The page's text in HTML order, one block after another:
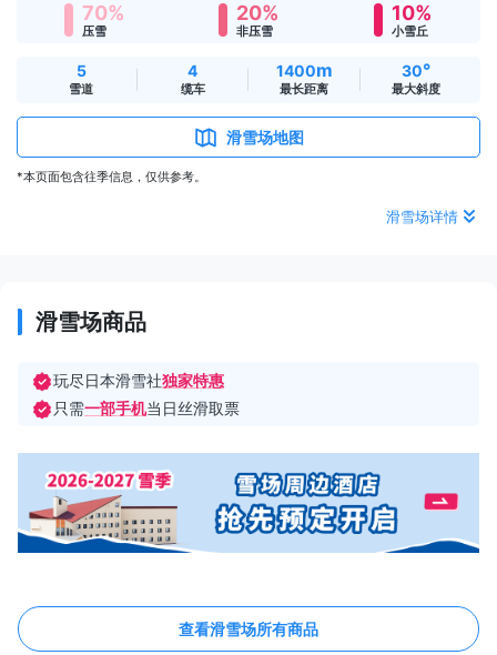
70%
压雪
20%
非压雪
10%
小雪丘
5
雪道
4
缆车
1400m
最长距离
30°
最大斜度
滑雪场地图
*本页面包含往季信息，仅供参考。
滑雪场详情
滑雪场商品
玩尽日本滑雪社独家特惠
只需一部手机当日丝滑取票
查看滑雪场所有商品